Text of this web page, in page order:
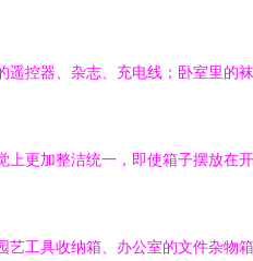
控器、杂志、充电线；卧室里的
更加整洁统一，即使箱子摆放在
工具收纳箱、办公室的文件杂物